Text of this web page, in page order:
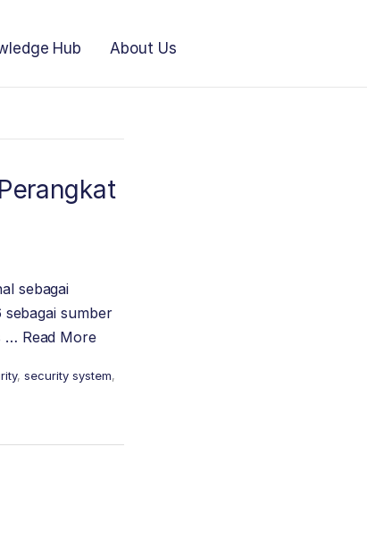
Hub About Us
sebagai
sumber
… Read More
, security system,